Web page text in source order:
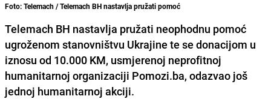
Foto: Telemach / Telemach BH nastavlja pružati pomoć
Telemach BH nastavlja pružati neophodnu pomoć
ugroženom stanovništvu Ukrajine te se donacijom u
iznosu od 10.000 KM, usmjerenoj neprofitnoj
humanitarnoj organizaciji Pomozi.ba, odazvao još
jednoj humanitarnoj akciji.